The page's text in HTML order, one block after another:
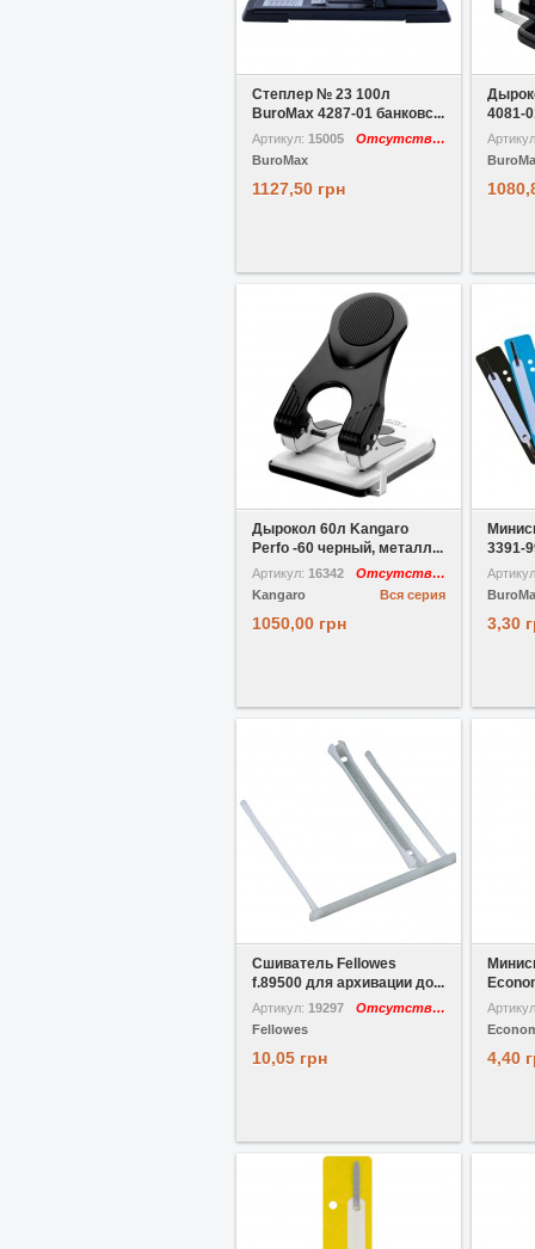
Степлер № 23 100л
BuroMax 4287-01 банковс...
Артикул: 15005
Отсутствует
BuroMax
1127,50 грн
4081-
В избранное
Дырокол 60л Kangaro
Perfo -60 черный, металл...
Артикул: 16342
Отсутствует
Вся серия
Kangaro
1050,00 грн
3391-
3,30
В избранное
Сшиватель Fellowes
f.89500 для архивации до...
Артикул: 19297
Отсутствует
Fellowes
10,05 грн 4,40